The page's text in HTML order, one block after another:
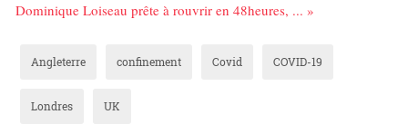
Dominique Loiseau prête à rouvrir en 48heures, ... »
Angleterre confinement Covid COVID-19
Londres UK